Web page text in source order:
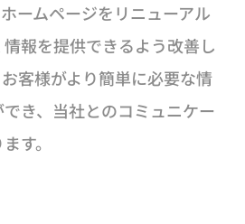
ームページをリニューアル
報を提供できるよう改善し
客様がより簡単に必要な情
き、当社とのコミュニケー
す。